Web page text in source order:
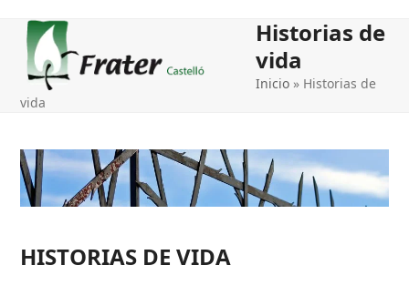
Open
mobile
menu
Close
mobile
menu
Historias de
vida
Inicio » Historias de
vida
HISTORIAS DE VIDA